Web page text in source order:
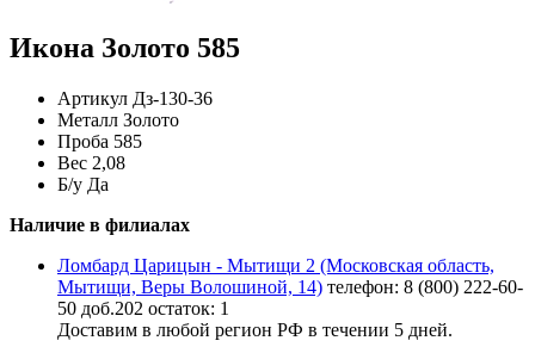
Икона Золото 585
Артикул Дз-130-36
Металл Золото
Проба 585
Вес 2,08
Б/у Да
Наличие в филиалах
Ломбард Царицын - Мытищи 2 (Московская область,
Мытищи, Веры Волошиной, 14) телефон: 8 (800) 222-60-
50 доб.202 остаток: 1
Доставим в любой регион РФ в течении 5 дней.